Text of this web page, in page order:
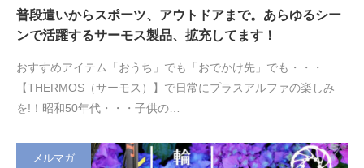
普段遣いからスポーツ、アウトドアまで。あらゆるシー
ンで活躍するサーモス製品、拡充してます！
おすすめアイテム「おうち」でも「おでかけ先」でも・・・
【THERMOS（サーモス）】で日常にプラスアルファの楽しみ
を!！昭和50年代・・・子供の…
メルマガ